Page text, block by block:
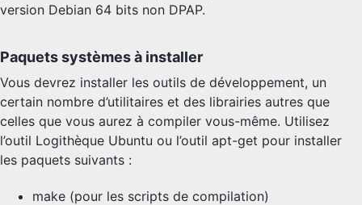
version Debian 64 bits non DPAP.
Paquets systèmes à installer
Vous devrez installer les outils de développement, un
certain nombre d’utilitaires et des librairies autres que
celles que vous aurez à compiler vous-même. Utilisez
l’outil Logithèque Ubuntu ou l’outil apt-get pour installer
les paquets suivants :
make (pour les scripts de compilation)